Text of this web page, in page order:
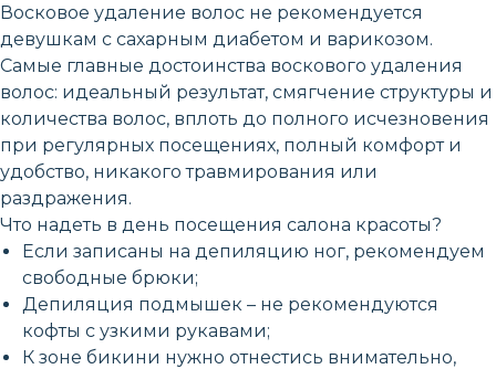
Восковое удаление волос не рекомендуется
девушкам с сахарным диабетом и варикозом.
Самые главные достоинства воскового удаления
волос: идеальный результат, смягчение структуры и
количества волос, вплоть до полного исчезновения
при регулярных посещениях, полный комфорт и
удобство, никакого травмирования или
раздражения.
Что надеть в день посещения салона красоты?
Если записаны на депиляцию ног, рекомендуем
свободные брюки;
Депиляция подмышек – не рекомендуются
кофты с узкими рукавами;
К зоне бикини нужно отнестись внимательно,